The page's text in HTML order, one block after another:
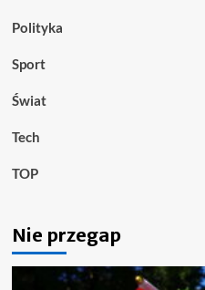
Polityka
Sport
Świat
Tech
TOP
Nie przegap